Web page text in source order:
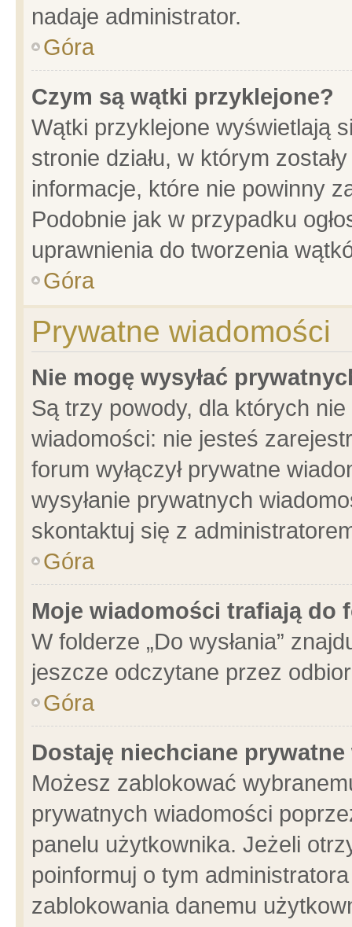
nadaje administrator.
Góra
Czym są wątki przyklejone?
Wątki przyklejone wyświetlają
stronie działu, w którym
informacje, które nie powinny
Podobnie jak w przypadku
uprawnienia do tworzenia
Góra
Prywatne wiadomości
Nie mogę wysyłać
Są trzy powody, dla których
wiadomości: nie jesteś
forum wyłączył prywatne
wysyłanie prywatnych
skontaktuj się z
Góra
Moje wiadomości trafiają do
W folderze „Do wysłania”
jeszcze odczytane przez
Góra
Dostaję niechciane
Możesz zablokować
prywatnych wiadomości
panelu użytkownika. Jeżeli
poinformuj o tym
zablokowania danemu